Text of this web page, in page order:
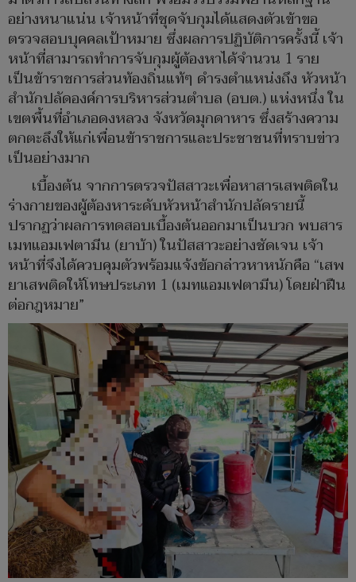
อย่างหนาแน่น เจ้าหน้าที่ชุดจับกุมได้แสดงตัวเข้าขอ
ตรวจสอบบุคคลเป้าหมาย ซึ่งผลการปฏิบัติการครั้งนี้ เจ้า
หน้าที่สามารถทำการจับกุมผู้ต้องหาได้จำนวน 1 ราย
เป็นข้าราชการส่วนท้องถิ่นแท้ๆ ดำรงตำแหน่งถึง หัวหน้า
สำนักปลัดองค์การบริหารส่วนตำบล (อบต.) แห่งหนึ่ง ใน
เขตพื้นที่อำเภอดงหลวง จังหวัดมุกดาหาร ซึ่งสร้างความ
ตกตะลึงให้แก่เพื่อนข้าราชการและประชาชนที่ทราบข่าว
เป็นอย่างมาก
เบื้องต้น จากการตรวจปัสสาวะเพื่อหาสารเสพติดใน
ร่างกายของผู้ต้องหาระดับหัวหน้าสำนักปลัดรายนี้
ปรากฏว่าผลการทดสอบเบื้องต้นออกมาเป็นบวก พบสาร
เมทแอมเฟตามีน (ยาบ้า) ในปัสสาวะอย่างชัดเจน เจ้า
หน้าที่จึงได้ควบคุมตัวพร้อมแจ้งข้อกล่าวหาหนักคือ “เสพ
ยาเสพติดให้โทษประเภท 1 (เมทแอมเฟตามีน) โดยฝ่าฝืน
ต่อกฎหมาย”